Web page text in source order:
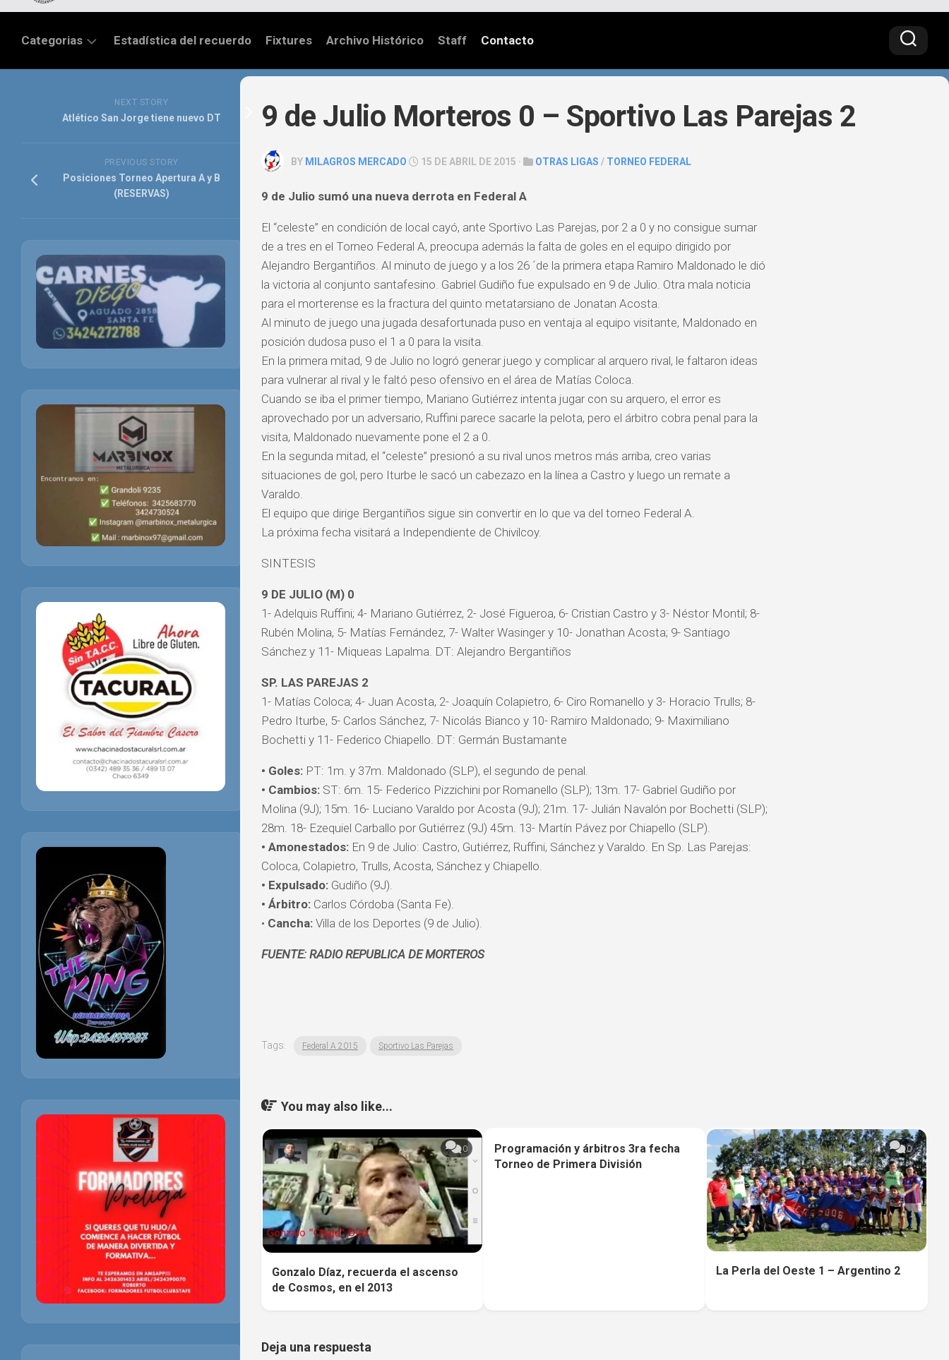
Categorias
TORNEO
FEDERAL
PRIMERA
FÚTBOL
INTERNACIONAL
Estadística del recuerdo Fixtures Archivo Histórico Staff Contacto
9 de Julio Morteros 0 – Sportivo Las Parejas 2
BY MILAGROS MERCADO 15 DE ABRIL DE 2015 · OTRAS LIGAS / TORNEO FEDERAL
9 de Julio sumó una nueva derrota en Federal A
El “celeste” en condición de local cayó, ante Sportivo Las Parejas, por 2 a 0 y no consigue sumar
de a tres en el Torneo Federal A, preocupa además la falta de goles en el equipo dirigido por
Alejandro Bergantiños. Al minuto de juego y a los 26 ´de la primera etapa Ramiro Maldonado le dió
la victoria al conjunto santafesino. Gabriel Gudiño fue expulsado en 9 de Julio. Otra mala noticia
para el morterense es la fractura del quinto metatarsiano de Jonatan Acosta.
Al minuto de juego una jugada desafortunada puso en ventaja al equipo visitante, Maldonado en
posición dudosa puso el 1 a 0 para la visita.
En la primera mitad, 9 de Julio no logró generar juego y complicar al arquero rival, le faltaron ideas
para vulnerar al rival y le faltó peso ofensivo en el área de Matías Coloca.
Cuando se iba el primer tiempo, Mariano Gutiérrez intenta jugar con su arquero, el error es
aprovechado por un adversario, Ruffini parece sacarle la pelota, pero el árbitro cobra penal para la
visita, Maldonado nuevamente pone el 2 a 0.
En la segunda mitad, el “celeste” presionó a su rival unos metros más arriba, creo varias
situaciones de gol, pero Iturbe le sacó un cabezazo en la línea a Castro y luego un remate a
Varaldo.
El equipo que dirige Bergantiños sigue sin convertir en lo que va del torneo Federal A.
La próxima fecha visitará a Independiente de Chivilcoy.
SINTESIS
9 DE JULIO (M) 0
1- Adelquis Ruffini; 4- Mariano Gutiérrez, 2- José Figueroa, 6- Cristian Castro y 3- Néstor Montil; 8-
Rubén Molina, 5- Matías Fernández, 7- Walter Wasinger y 10- Jonathan Acosta; 9- Santiago
Sánchez y 11- Miqueas Lapalma. DT: Alejandro Bergantiños
SP. LAS PAREJAS 2
1- Matías Coloca; 4- Juan Acosta, 2- Joaquín Colapietro, 6- Ciro Romanello y 3- Horacio Trulls; 8-
Pedro Iturbe, 5- Carlos Sánchez, 7- Nicolás Bianco y 10- Ramiro Maldonado; 9- Maximiliano
Bochetti y 11- Federico Chiapello. DT: Germán Bustamante
• Goles: PT: 1m. y 37m. Maldonado (SLP), el segundo de penal.
• Cambios: ST: 6m. 15- Federico Pizzichini por Romanello (SLP); 13m. 17- Gabriel Gudiño por
Molina (9J); 15m. 16- Luciano Varaldo por Acosta (9J); 21m. 17- Julián Navalón por Bochetti (SLP);
28m. 18- Ezequiel Carballo por Gutiérrez (9J) 45m. 13- Martín Pávez por Chiapello (SLP).
• Amonestados: En 9 de Julio: Castro, Gutiérrez, Ruffini, Sánchez y Varaldo. En Sp. Las Parejas:
Coloca, Colapietro, Trulls, Acosta, Sánchez y Chiapello.
• Expulsado: Gudiño (9J).
• Árbitro: Carlos Córdoba (Santa Fe).
• Cancha: Villa de los Deportes (9 de Julio).
FUENTE: RADIO REPUBLICA DE MORTEROS
Tags: Federal A 2015 Sportivo Las Parejas
You may also like...
0
Gonzalo Díaz, recuerda el ascenso
de Cosmos, en el 2013
Programación y árbitros 3ra fecha
Torneo de Primera División
0
La Perla del Oeste 1 – Argentino 2
Deja una respuesta
NEXT STORY
Atlético San Jorge tiene nuevo DT
PREVIOUS STORY
Posiciones Torneo Apertura A y B
(RESERVAS)